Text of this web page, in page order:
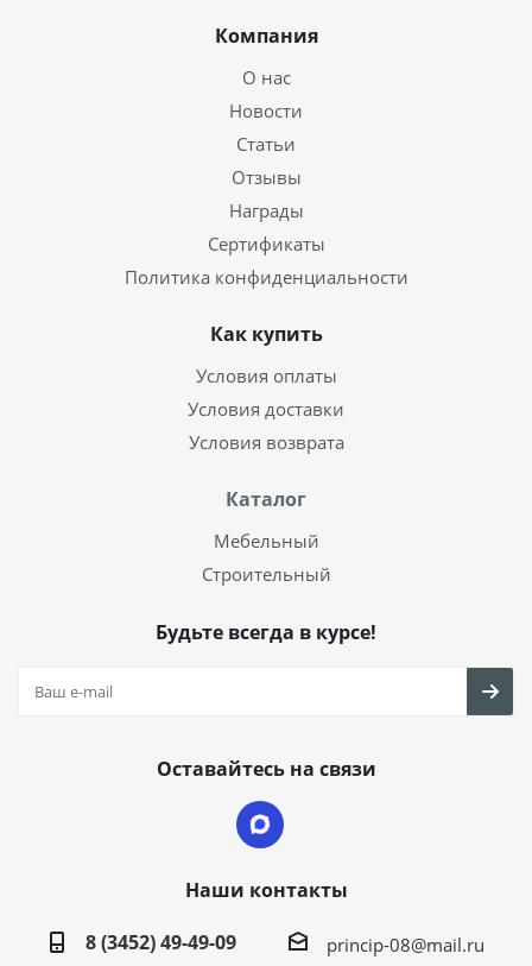
Компания
О нас
Новости
Статьи
Отзывы
Награды
Сертификаты
Политика конфиденциальности
Как купить
Условия оплаты
Условия доставки
Условия возврата
Каталог
Мебельный
Строительный
Будьте всегда в курсе!
Оставайтесь на связи
Наши контакты
8 (3452) 49-49-09
princip-08@mail.ru